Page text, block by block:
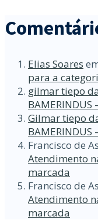
Elias Soares
para a
gilmar tiepo
BAMERINDUS
Gilmar tiepo
BAMERINDUS
Francisco de
Atendimento
marcada
Francisco de
Atendimento
marcada